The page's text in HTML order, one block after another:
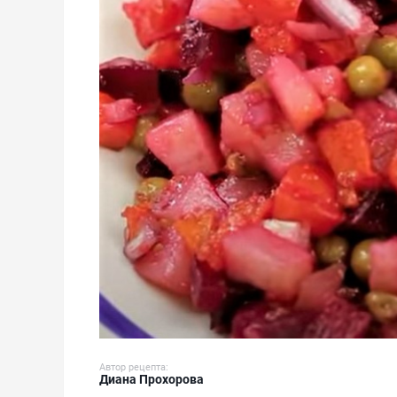
Автор рецепта:
Диана Прохорова